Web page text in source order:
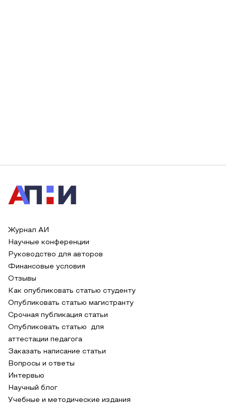
Журнал АИ
Научные конференции
Руководство для авторов
Финансовые условия
Отзывы
Как опубликовать статью студенту
Опубликовать статью магистранту
Срочная публикация статьи
Опубликовать статью для
аттестации педагога
Заказать написание статьи
Вопросы и ответы
Интервью
Научный блог
Учебные и методические издания